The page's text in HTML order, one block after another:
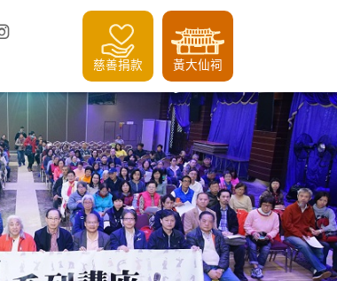
慈善捐款 黃大仙祠